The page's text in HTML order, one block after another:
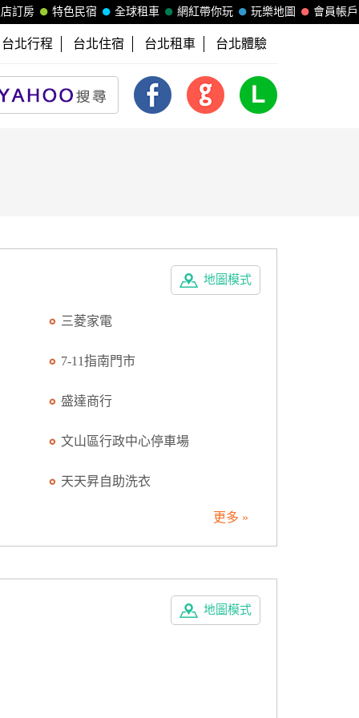
會員帳戶
玩樂地圖
網紅帶你玩
全球租車
特色民宿
訂房
台北行程 台北住宿 台北租車 台北體驗
地圖模式
三菱家電
7-11指南門市
盛達商行
文山區行政中心停車場
天天昇自助洗衣
更多 »
地圖模式